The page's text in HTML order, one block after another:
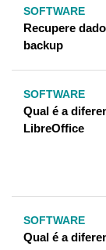
SOFTWARE
Recupere
backup
SOFTWARE
Qual é a
LibreOffice
SOFTWARE
Qual é a